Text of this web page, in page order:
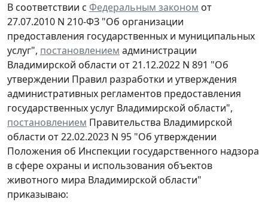
В соответствии с Федеральным законом от
27.07.2010 N 210-ФЗ "Об организации
предоставления государственных и муниципальных
услуг", постановлением администрации
Владимирской области от 21.12.2022 N 891 "Об
утверждении Правил разработки и утверждения
административных регламентов предоставления
государственных услуг Владимирской области",
постановлением Правительства Владимирской
области от 22.02.2023 N 95 "Об утверждении
Положения об Инспекции государственного надзора
в сфере охраны и использования объектов
животного мира Владимирской области"
приказываю: